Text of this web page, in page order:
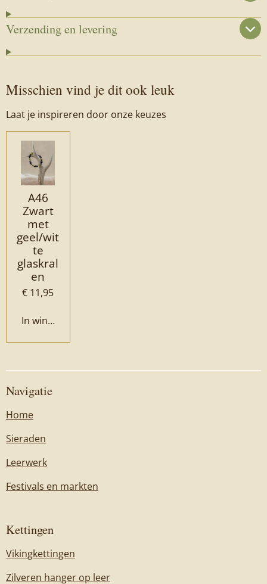
Verzending en levering
Misschien vind je dit ook leuk
Laat je inspireren door onze keuzes
A46
Zwart
met
geel/wit
te
glaskral
en
€ 11,95
In winkelwagen
Navigatie
Home
Sieraden
Leerwerk
Festivals en markten
Kettingen
Vikingkettingen
Zilveren hanger op leer